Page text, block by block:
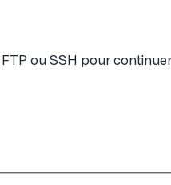
ou SSH pour